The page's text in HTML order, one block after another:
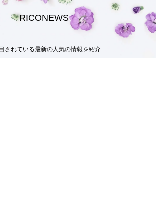
RICONEWS
されている最新の人気の情報を紹介